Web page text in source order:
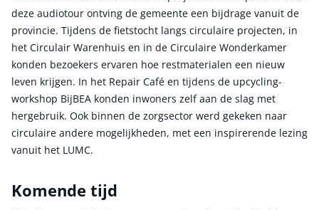
deze audiotour ontving de gemeente een bijdrage vanuit de
provincie. Tijdens de fietstocht langs circulaire projecten, in
het Circulair Warenhuis en in de Circulaire Wonderkamer
konden bezoekers ervaren hoe restmaterialen een nieuw
leven krijgen. In het Repair Café en tijdens de upcycling-
workshop BijBEA konden inwoners zelf aan de slag met
hergebruik. Ook binnen de zorgsector werd gekeken naar
circulaire andere mogelijkheden, met een inspirerende lezing
vanuit het LUMC.
Komende tijd